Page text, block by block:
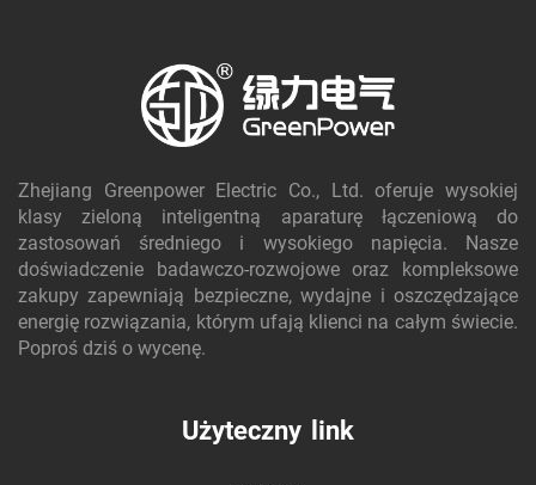
Zhejiang Greenpower Electric Co., Ltd. oferuje wysokiej
klasy zieloną inteligentną aparaturę łączeniową do
zastosowań średniego i wysokiego napięcia. Nasze
doświadczenie badawczo-rozwojowe oraz kompleksowe
zakupy zapewniają bezpieczne, wydajne i oszczędzające
energię rozwiązania, którym ufają klienci na całym świecie.
Poproś dziś o wycenę.
Użyteczny link